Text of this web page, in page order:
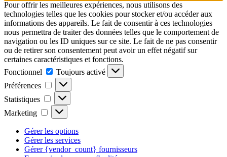
Pour offrir les meilleures expériences, nous utilisons des
technologies telles que les cookies pour stocker et/ou accéder aux
informations des appareils. Le fait de consentir à ces technologies
nous permettra de traiter des données telles que le comportement de
navigation ou les ID uniques sur ce site. Le fait de ne pas consentir
ou de retirer son consentement peut avoir un effet négatif sur
certaines caractéristiques et fonctions.
Fonctionnel
Fonctionnel
Toujours activé
Préférences
Préférences
Statistiques Statistiques
Marketing Marketing
Gérer les options
Gérer les services
Gérer {vendor_count} fournisseurs